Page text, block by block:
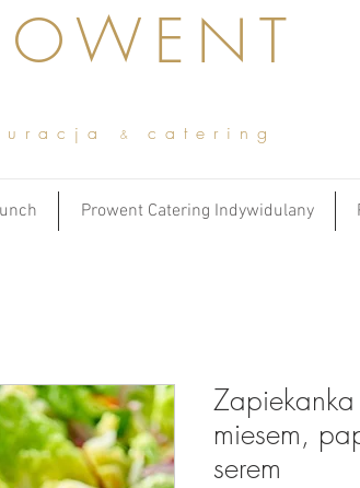
& catering
Prowent Catering Indywidulany
Zapiekanka
miesem,
serem